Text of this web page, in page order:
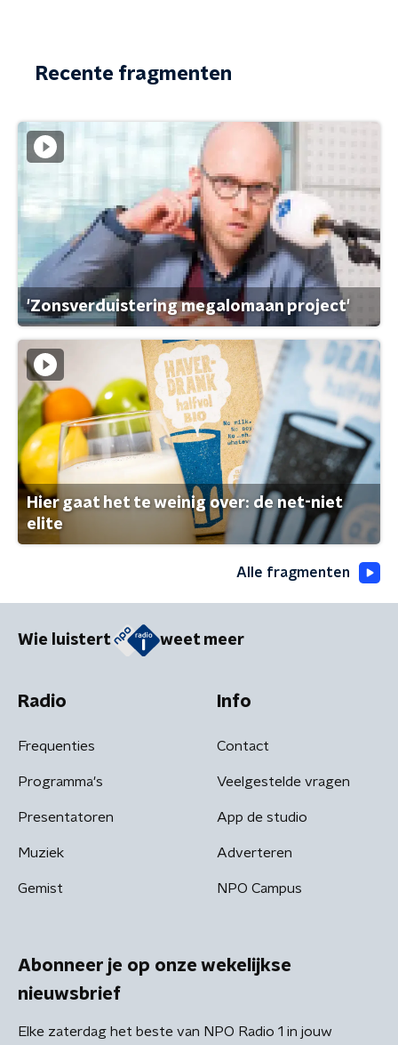
Recente fragmenten
'Zonsverduistering megalomaan project'
Hier gaat het te weinig over: de net-niet
elite
Alle fragmenten
Wie luistert weet meer
Radio
Frequenties
Programma's
Presentatoren
Muziek
Gemist
Info
Contact
Veelgestelde vragen
App de studio
Adverteren
NPO Campus
Abonneer je op onze wekelijkse
nieuwsbrief
Elke zaterdag het beste van NPO Radio 1 in jouw